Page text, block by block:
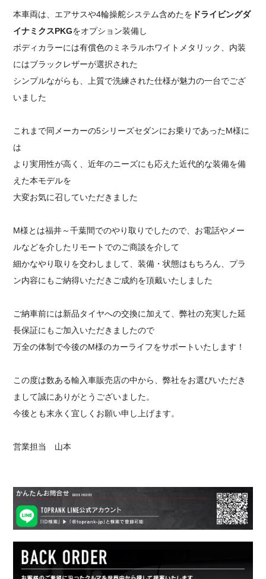
本車両は、エアサスや4輪操舵システム含めたを ドライビングダ
イナミクスPKGをオプション装備し
ボディカラーには有償色のミネラルホワイトメタリック、内装
にはブラックレザーが選択された
シンプルながらも、上質で洗練された仕様が魅力の一台でござ
いました
これまで同メーカーの5シリーズセダンにお乗りであったM様に
は
より実用性が高く、近年のニーズにも応えた近代的な装備を備
えた本モデルを
大変お気に召していただきました
M様とは福井～千葉間でのやり取りでしたので、お電話やメー
ルなどを介したリモートでのご商談を介して
細かなやり取りを交わしまして、装備・状態はもちろん、プラ
ン内容にもご納得いただきご成約を頂戴いたしました
ご納車前には新品タイヤへの交換に加えて、弊社の充実した延
長保証にもご加入いただきましたので
万全の体制で今後のM様のカーライフをサポートいたします！
この度は数ある輸入車販売店の中から、弊社をお選びいただき
まして誠にありがとうございました。
今後とも末永く宜しくお願い申し上げます。
営業担当 山本